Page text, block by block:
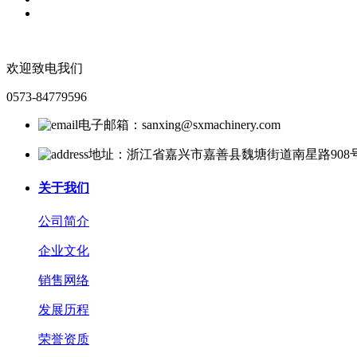
欢迎致电我们
0573-84779596
电子邮箱：sanxing@sxmachinery.com
地址：浙江省嘉兴市嘉善县魏塘街道南星路908
关于我们
公司简介
企业文化
销售网络
发展历程
荣誉资质